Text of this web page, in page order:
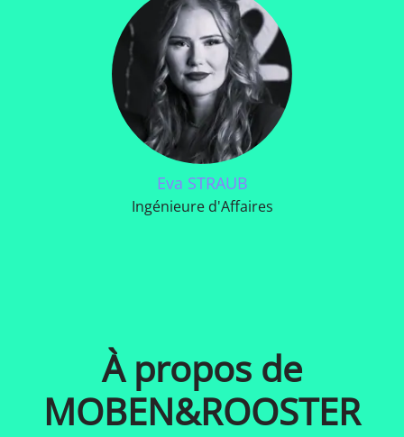
Eva STRAUB
Ingénieure d'Affaires
À propos de
MOBEN&ROOSTER